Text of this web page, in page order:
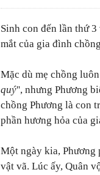
Sinh con đến lần thứ
mắt của gia đình
Mặc dù mẹ chồng
quý'', nhưng Phương
chồng Phương là con
phần hương hỏa của
Một ngày kia, Phương
vật vã. Lúc ấy, Quân